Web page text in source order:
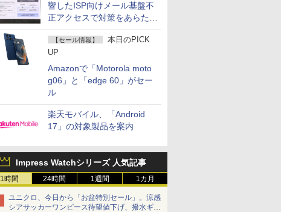
響したISP向けメール基盤不
正アクセスで対策をあらため
て説明
【セール情報】
本日のPICK
UP
Amazonで「Motorola moto
g06」と「edge 60」がセー
ル
楽天モバイル、「Android
17」の対象製品を案内
Impress Watchシリーズ 人気記事
1時間 24時間 1週間 1カ月
ユニクロ、今日から「お盆特別セール」。涼感
シアサッカーワンピース待望値下げ、撥水ギア